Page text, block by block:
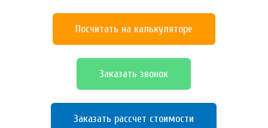
Посчитать на калькуляторе
Заказать звонок
Заказать рассчет стоимости